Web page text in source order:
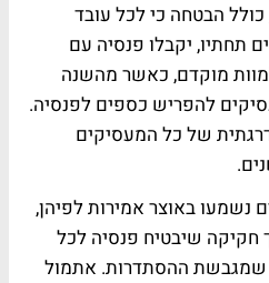
הבטחה כי לכל עובד
תחתיו, יקבלו פנסיה עם
מוקדם, כאשר מהשנה
להפריש כספים לפנסיה.
של כל המעסיקים
נשמעו באוצר אמירות לפיהן,
חקיקה שיבטיח פנסיה לכל
ההסתדרות. אתמול